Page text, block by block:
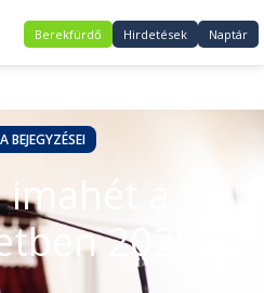
Berekfürdő Hirdetések Naptár
BEJEGYZÉSEI
a
2025.